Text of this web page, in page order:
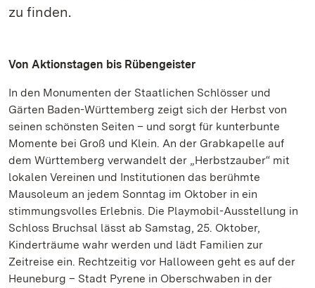
zu finden.
Von Aktionstagen bis Rübengeister
In den Monumenten der Staatlichen Schlösser und
Gärten Baden-Württemberg zeigt sich der Herbst von
seinen schönsten Seiten – und sorgt für kunterbunte
Momente bei Groß und Klein. An der Grabkapelle auf
dem Württemberg verwandelt der „Herbstzauber“ mit
lokalen Vereinen und Institutionen das berühmte
Mausoleum an jedem Sonntag im Oktober in ein
stimmungsvolles Erlebnis. Die Playmobil-Ausstellung in
Schloss Bruchsal lässt ab Samstag, 25. Oktober,
Kinderträume wahr werden und lädt Familien zur
Zeitreise ein. Rechtzeitig vor Halloween geht es auf der
Heuneburg – Stadt Pyrene in Oberschwaben in der